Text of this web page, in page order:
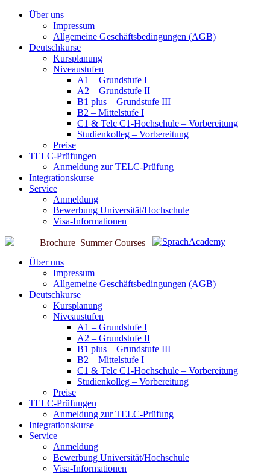
Über uns
Impressum
Allgemeine Geschäftsbedingungen (AGB)
Deutschkurse
Kursplanung
Niveaustufen
A1 – Grundstufe I
A2 – Grundstufe II
B1 plus – Grundstufe III
B2 – Mittelstufe I
C1 & Telc C1-Hochschule – Vorbereitung
Studienkolleg – Vorbereitung
Preise
TELC-Prüfungen
Anmeldung zur TELC-Prüfung
Integrationskurse
Service
Anmeldung
Bewerbung Universität/Hochschule
Visa-Informationen
Brochure Summer Courses
Über uns
Impressum
Allgemeine Geschäftsbedingungen (AGB)
Deutschkurse
Kursplanung
Niveaustufen
A1 – Grundstufe I
A2 – Grundstufe II
B1 plus – Grundstufe III
B2 – Mittelstufe I
C1 & Telc C1-Hochschule – Vorbereitung
Studienkolleg – Vorbereitung
Preise
TELC-Prüfungen
Anmeldung zur TELC-Prüfung
Integrationskurse
Service
Anmeldung
Bewerbung Universität/Hochschule
Visa-Informationen